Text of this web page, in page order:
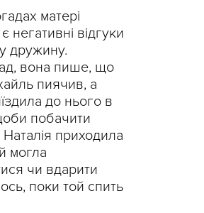
матері
негативні відгуки
дружину.
вона пише, що
пиячив, а
до нього в
побачити
Наталія приходила
могла
чи вдарити
поки той спить